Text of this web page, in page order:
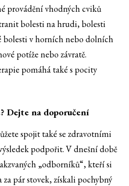
provádění vhodných cviků
bolesti na hrudi, bolesti
bolesti v horních nebo dolních
potíže nebo závratě.
pomáhá také s pocity
Dejte na doporučení
spojit také se zdravotními
podpořit. V dnešní době
„odborníků“, kteří si
za pár stovek, získali pochybný